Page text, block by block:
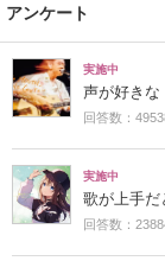
アンケート
実施中
声が好きな
回答数：
実施中
歌が上手だ
回答数：